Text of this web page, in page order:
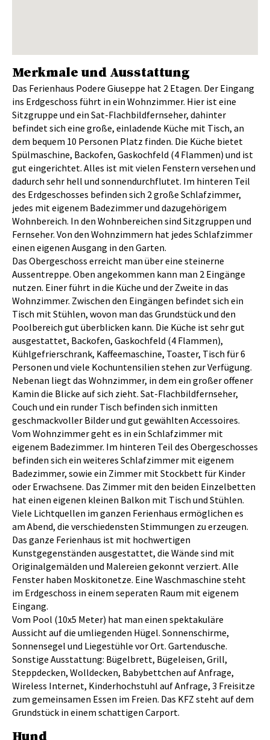
Merkmale und Ausstattung
Das Ferienhaus Podere Giuseppe hat 2 Etagen. Der Eingang
ins Erdgeschoss führt in ein Wohnzimmer. Hier ist eine
Sitzgruppe und ein Sat-Flachbildfernseher, dahinter
befindet sich eine große, einladende Küche mit Tisch, an
dem bequem 10 Personen Platz finden. Die Küche bietet
Spülmaschine, Backofen, Gaskochfeld (4 Flammen) und ist
gut eingerichtet. Alles ist mit vielen Fenstern versehen und
dadurch sehr hell und sonnendurchflutet. Im hinteren Teil
des Erdgeschosses befinden sich 2 große Schlafzimmer,
jedes mit eigenem Badezimmer und dazugehörigem
Wohnbereich. In den Wohnbereichen sind Sitzgruppen und
Fernseher. Von den Wohnzimmern hat jedes Schlafzimmer
einen eigenen Ausgang in den Garten.
Das Obergeschoss erreicht man über eine steinerne
Aussentreppe. Oben angekommen kann man 2 Eingänge
nutzen. Einer führt in die Küche und der Zweite in das
Wohnzimmer. Zwischen den Eingängen befindet sich ein
Tisch mit Stühlen, wovon man das Grundstück und den
Poolbereich gut überblicken kann. Die Küche ist sehr gut
ausgestattet, Backofen, Gaskochfeld (4 Flammen),
Kühlgefrierschrank, Kaffeemaschine, Toaster, Tisch für 6
Personen und viele Kochuntensilien stehen zur Verfügung.
Nebenan liegt das Wohnzimmer, in dem ein großer offener
Kamin die Blicke auf sich zieht. Sat-Flachbildfernseher,
Couch und ein runder Tisch befinden sich inmitten
geschmackvoller Bilder und gut gewählten Accessoires.
Vom Wohnzimmer geht es in ein Schlafzimmer mit
eigenem Badezimmer. Im hinteren Teil des Obergeschosses
befinden sich ein weiteres Schlafzimmer mit eigenem
Badezimmer, sowie ein Zimmer mit Stockbett für Kinder
oder Erwachsene. Das Zimmer mit den beiden Einzelbetten
hat einen eigenen kleinen Balkon mit Tisch und Stühlen.
Viele Lichtquellen im ganzen Ferienhaus ermöglichen es
am Abend, die verschiedensten Stimmungen zu erzeugen.
Das ganze Ferienhaus ist mit hochwertigen
Kunstgegenständen ausgestattet, die Wände sind mit
Originalgemälden und Malereien gekonnt verziert. Alle
Fenster haben Moskitonetze. Eine Waschmaschine steht
im Erdgeschoss in einem seperaten Raum mit eigenem
Eingang.
Vom Pool (10x5 Meter) hat man einen spektakuläre
Aussicht auf die umliegenden Hügel. Sonnenschirme,
Sonnensegel und Liegestühle vor Ort. Gartendusche.
Sonstige Ausstattung: Bügelbrett, Bügeleisen, Grill,
Steppdecken, Wolldecken, Babybettchen auf Anfrage,
Wireless Internet, Kinderhochstuhl auf Anfrage, 3 Freisitze
zum gemeinsamen Essen im Freien. Das KFZ steht auf dem
Grundstück in einem schattigen Carport.